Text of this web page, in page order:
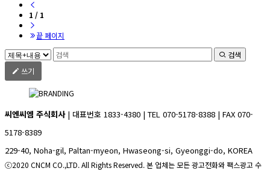
1 / 1
끝 페이지
검색
쓰기
씨엔씨엠 주식회사| 대표번호 1833-4380 | TEL 070-5178-8388 | FAX 070-
5178-8389
229-40, Noha-gil, Paltan-myeon, Hwaseong-si, Gyeonggi-do, KOREA
ⓒ2020 CNCM CO.,LTD. All Rights Reserved. 본 업체는 모든 광고전화와 팩스광고 수